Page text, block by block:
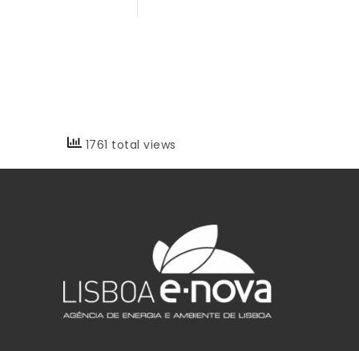
1761 total views